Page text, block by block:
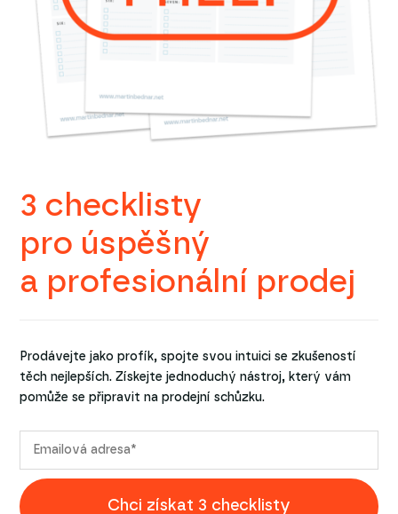
3 checklisty
pro úspěšný
a profesionální prodej
Prodávejte jako profík, spojte svou intuici se zkušeností
těch nejlepších. Získejte jednoduchý nástroj, který vám
pomůže se připravit na prodejní schůzku.
Chci získat 3 checklisty